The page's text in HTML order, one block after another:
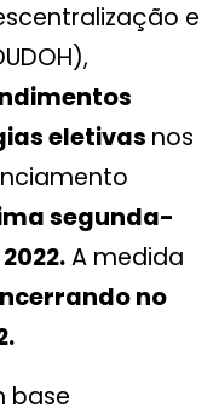
e
eletivas nos
segunda-
A medida
no
base